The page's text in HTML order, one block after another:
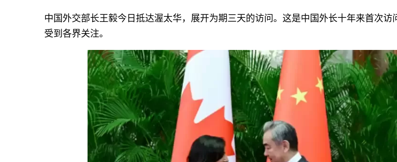
中国外交部长王毅今日抵达渥太华，展开为期三天的访问。这是中国外长十年来首次访
受到各界关注。